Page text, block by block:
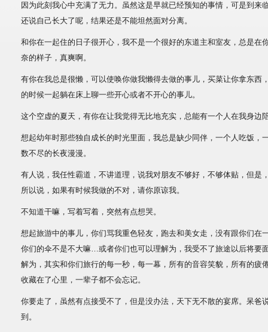
因为此刻我心中充满了无力。虽然这是早就已经预知的事情，可是到来
还说自己长大了呢，结果还是不能坦然面对分离。
和你在一起住的日子很开心，我不是一个很好的东道主和室友，总是在
奈的样子，真爽啊。
有你在我总是很懒，可以使唤你做我懒得去做的事儿，买菜让你拿东西
的时候一起躺在床上聊一些开心或者不开心的事儿。
这个空虚的夏天，有你在让我觉得无比地充实，总能有一个人在我身边
想起幼年时那些独自成长的时光里面，我总是缺少同伴，一个人吃饭，
数不尽的长夜漫漫。
有人说，我任性霸道，不讲道理，说我对朋友不够好，不够体贴，但是
所以说，如果有时候我做的不对，请你原谅我。
不知道干嘛，写着写着，突然有点想哭。
想起旅游中的事儿，你们骂我重色轻友，跑去和美女走，没有跟你们在
你们的伞不是不大嘛…或者你们也可以理解为，我受不了旅途以后将要
解为，其实和你们旅行的每一秒，每一幕，所有的音容笑貌，所有的疲
收藏在了心里，一辈子都不会忘记。
你要走了，虽然有点接受不了，但是没办法，天下无不散的宴席。呆爸
到。